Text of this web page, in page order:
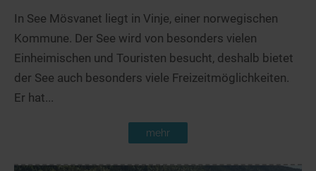
In See Mösvanet liegt in Vinje, einer norwegischen
Kommune. Der See wird von besonders vielen
Einheimischen und Touristen besucht, deshalb bietet
der See auch besonders viele Freizeitmöglichkeiten.
Er hat...
mehr